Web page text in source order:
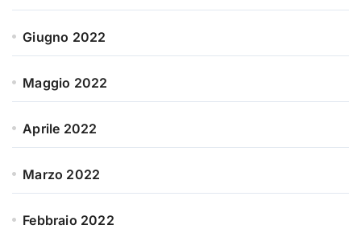
Giugno 2022
Maggio 2022
Aprile 2022
Marzo 2022
Febbraio 2022